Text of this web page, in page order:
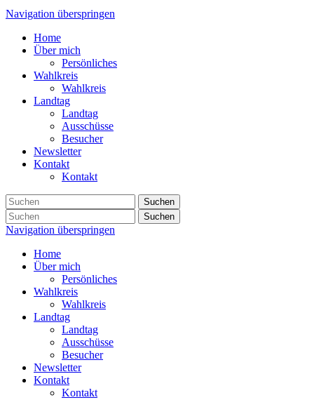
Navigation überspringen
Home
Über mich
Persönliches
Wahlkreis
Wahlkreis
Landtag
Landtag
Ausschüsse
Besucher
Newsletter
Kontakt
Kontakt
Suchen
Suchen
Navigation überspringen
Home
Über mich
Persönliches
Wahlkreis
Wahlkreis
Landtag
Landtag
Ausschüsse
Besucher
Newsletter
Kontakt
Kontakt